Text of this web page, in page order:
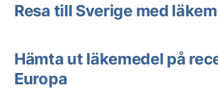
Resa till Sverige med
Hämta ut läkemedel på
Europa